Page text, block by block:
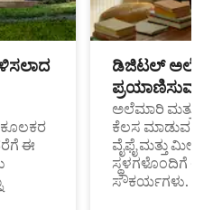
ಈ
ಡಿಜಿಟಲ್
ಪ್ರಯಾಣಿಸುವ
ಅಲೆಮಾರಿ ಮತ್ತು
ಕೆಲಸ ಮಾಡುವ
ವೈಫೈ ಮತ್ತು
ಸ್ಥಳಗಳೊಂದಿಗೆ
ಸೌಕರ್ಯಗಳು.